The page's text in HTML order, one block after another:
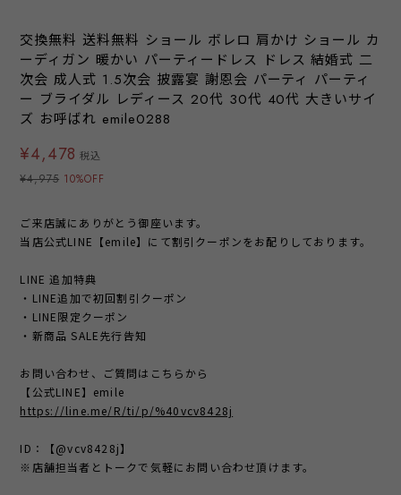
交換無料 送料無料 ショール ボレロ 肩かけ ショール カ
ーディガン 暖かい パーティードレス ドレス 結婚式 二
次会 成人式 1.5次会 披露宴 謝恩会 パーティ パーティ
ー ブライダル レディース 20代 30代 40代 大きいサイ
ズ お呼ばれ emile0288
¥4,478 税込
¥4,975 10%OFF
ご来店誠にありがとう御座います。
当店公式LINE【emile】にて割引クーポンをお配りしております。
LINE 追加特典
・LINE追加で初回割引クーポン
・LINE限定クーポン
・新商品 SALE先行告知
お問い合わせ、ご質問はこちらから
【公式LINE】emile
https://line.me/R/ti/p/%40vcv8428j
ID：【@vcv8428j】
※店舗担当者とトークで気軽にお問い合わせ頂けます。